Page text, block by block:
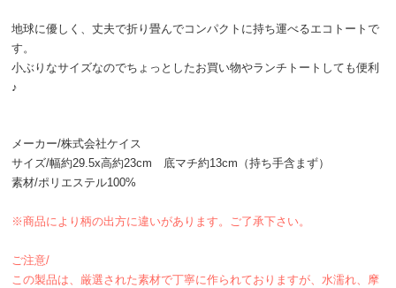
地球に優しく、丈夫で折り畳んでコンパクトに持ち運べるエコトートで
す。
小ぶりなサイズなのでちょっとしたお買い物やランチトートしても便利
♪
メーカー/株式会社ケイス
サイズ/幅約29.5x高約23cm 底マチ約13cm（持ち手含まず）
素材/ポリエステル100%
※商品により柄の出方に違いがあります。ご了承下さい。
ご注意/
この製品は、厳選された素材で丁寧に作られておりますが、水濡れ、摩